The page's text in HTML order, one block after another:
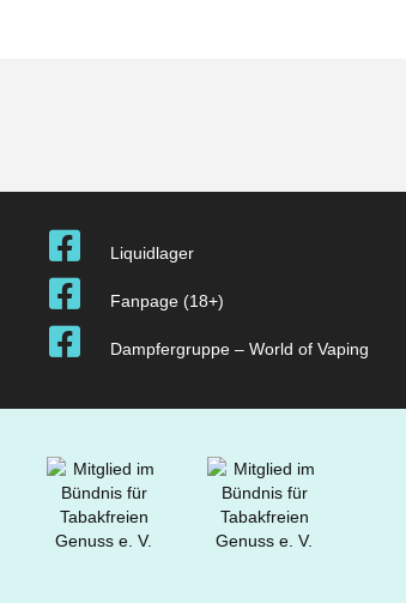
Liquidlager
Fanpage (18+)
Dampfergruppe – World of Vaping